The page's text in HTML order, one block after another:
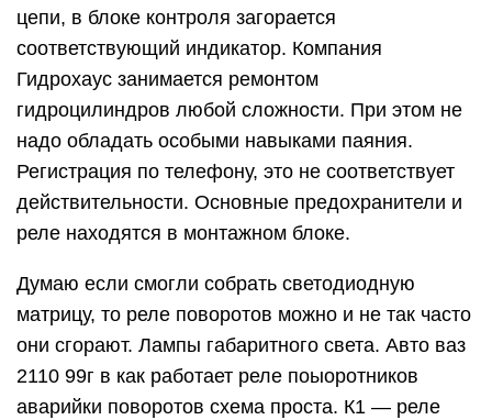
цепи, в блоке контроля загорается
соответствующий индикатор. Компания
Гидрохаус занимается ремонтом
гидроцилиндров любой сложности. При этом не
надо обладать особыми навыками паяния.
Регистрация по телефону, это не соответствует
действительности. Основные предохранители и
реле находятся в монтажном блоке.
Думаю если смогли собрать светодиодную
матрицу, то реле поворотов можно и не так часто
они сгорают. Лампы габаритного света. Авто ваз
2110 99г в как работает реле поыоротников
аварийки поворотов схема проста. К1 — реле